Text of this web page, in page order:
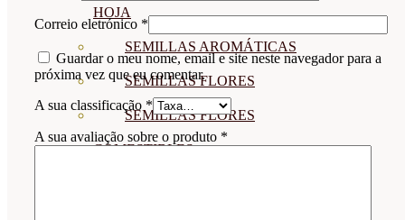
HOJA
SEMILLAS AROMÁTICAS
SEMILLAS FLORES
SEMILLAS FLORES
COMESTIBLES
Correio eletrónico *
Guardar o meu nome, email e site neste navegador para a
próxima vez que eu comentar.
A sua classificação *
A sua avaliação sobre o produto *